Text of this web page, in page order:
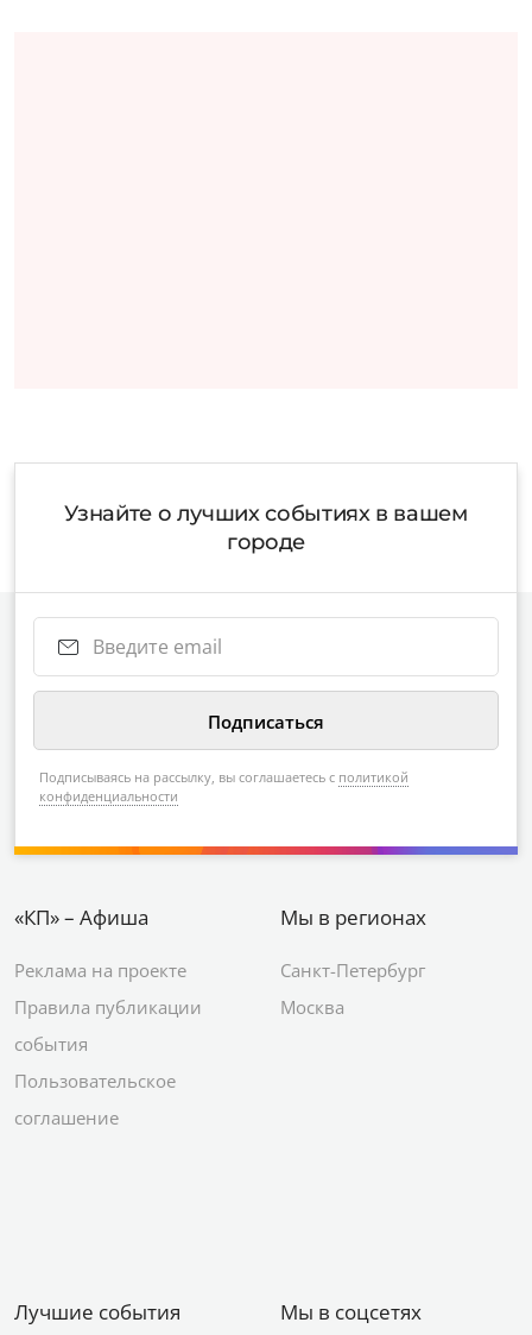
Узнайте о лучших событиях в вашем
городе
Подписываясь на рассылку, вы соглашаетесь с политикой
конфиденциальности
«КП» – Афиша
Реклама на проекте
Правила публикации
события
Пользовательское
соглашение
Мы в регионах
Санкт-Петербург
Москва
Лучшие события Мы в соцсетях